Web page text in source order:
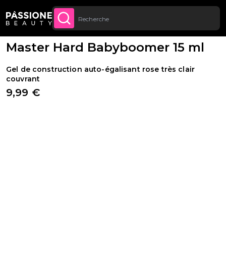
Jusqu’à 20 € de réduction sur votre
première commande
CONTENU
Fil d'Ariane
Reconstruction de l'ongle
· Gels Monophase et Triphase
Master Hard Babyboomer 15 ml
Gel de construction auto-égalisant rose très clair
couvrant
9,99 €